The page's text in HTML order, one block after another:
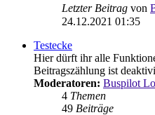
Letzter Beitrag von
24.12.2021 01:35
Testecke
Hier dürft ihr alle
Beitragszählung ist
Moderatoren: Buspilot
4 Themen
49 Beiträge